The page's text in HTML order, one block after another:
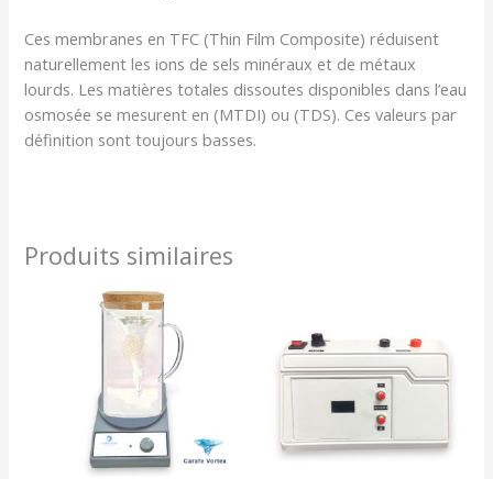
Ces membranes en TFC (Thin Film Composite) réduisent
naturellement les ions de sels minéraux et de métaux
lourds. Les matières totales dissoutes disponibles dans l’eau
osmosée se mesurent en (MTDI) ou (TDS). Ces valeurs par
définition sont toujours basses.
Produits similaires